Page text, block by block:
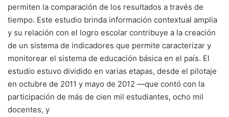
permiten la comparación de los resultados a través de
tiempo. Este estudio brinda información contextual amplia
y su relación con el logro escolar contribuye a la creación
de un sistema de indicadores que permite caracterizar y
monitorear el sistema de educación básica en el país. El
estudio estuvo dividido en varias etapas, desde el pilotaje
en octubre de 2011 y mayo de 2012 —que contó con la
participación de más de cien mil estudiantes, ocho mil
docentes, y